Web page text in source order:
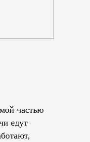
частью
едут